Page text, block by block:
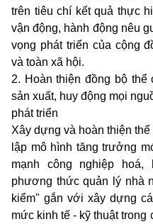
trên tiêu chí kết quả thực
vận động, hành động nêu
vọng phát triển của cộng
và toàn xã hội.
2. Hoàn thiện đồng bộ
sản xuất, huy động mọi
phát triển
Xây dựng và hoàn thiện
lập mô hình tăng trưởng
mạnh công nghiệp hoá,
phương thức quản lý nhà
kiểm" gắn với xây dựng
mức kinh tế - kỹ thuật trong